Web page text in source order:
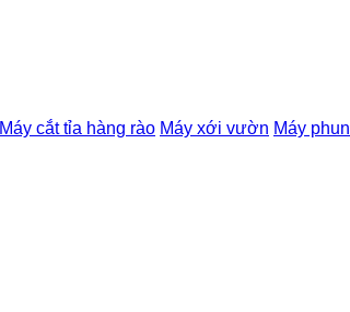
Máy cắt tỉa hàng rào Máy xới vườn Máy phun